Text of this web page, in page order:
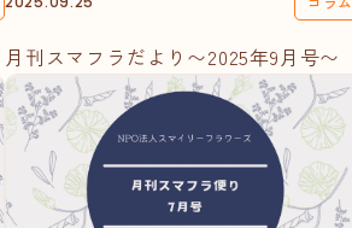
月刊スマフラだより〜2025年9月号〜